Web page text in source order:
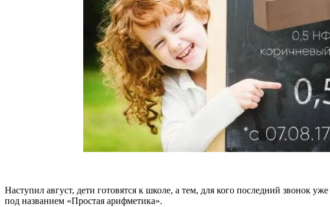
Наступил август, дети готовятся к школе, а тем, для кого последний звонок
под названием «Простая арифметика».